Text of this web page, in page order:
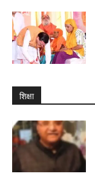
शिक्षा